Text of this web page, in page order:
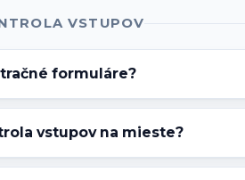
VSTUPOV
formuláre?
vstupov na mieste?